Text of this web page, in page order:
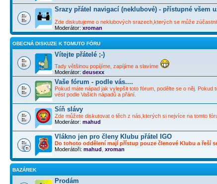
Srazy přátel navigací (neklubové) - přístupné všem
Zde diskutujeme o neklubových srazech,kterých se může
Moderátor: xroman
OBECNÁ DISKUZE K TOMUTO FÓRU
Vítejte přátelé ;-)
Tady většinou popíjíme, zapíjíme a slavíme
Moderátor: deusexx
Vaše fórum - podle vás....
Pokud máte nápad jak vylepšit toto fórum, podělte se o něj.
vést podle Vašich nápadů a přání.
Síň slávy
Zde můžete diskutovat o těch z nás,kterých si nejvíce na tomto
Moderátor: mahud
Vlákno jen pro členy Klubu přátel IGO
Do tohoto oddělení mají přístup pouze členové Klubu a řeší
Moderátoři: mahud xroman
BAZÁREK
Prodám